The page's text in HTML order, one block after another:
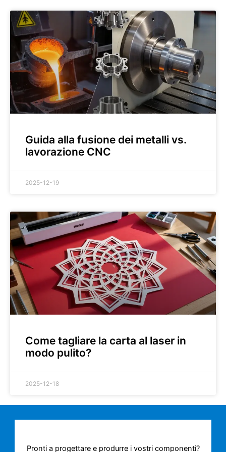
Guida alla fusione dei metalli vs.
lavorazione CNC
2025-12-19
Come tagliare la carta al laser in
modo pulito?
2025-12-18
Pronti a progettare e produrre i vostri componenti?